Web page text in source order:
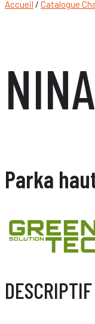
Accueil / Catalogue
NINA
Parka
DESCRIPTIF